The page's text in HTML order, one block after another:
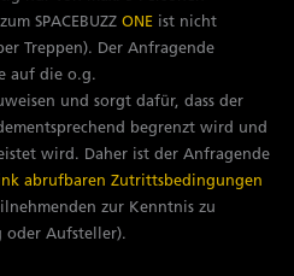
SPACEBUZZONE ist nicht
Treppen). Der Anfragende
auf die o.g.
und sorgt dafür, dass der
begrenzt wird und
wird. Daher ist der Anfragende
abrufbaren Zutrittsbedingungen
zur Kenntnis zu
oder Aufsteller).